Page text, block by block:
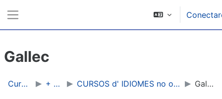
Gallec
Cursuri + EOI CURSOS d' IDIOMES no oficials Gallec